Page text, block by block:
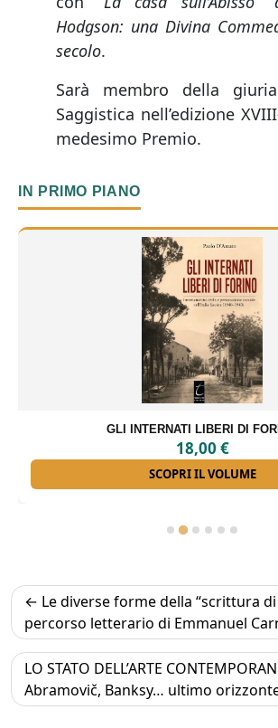
Hodgson: una Divina
secolo.
Sarà membro della
Saggistica nell’edizione
medesimo Premio.
IN PRIMO PIANO
GLI INTERNATI LIBERI DI
18,00 €
SCOPRI IL VOLUME
Navigazione
articoli
Le diverse forme della “scrittura di
percorso letterario di Emmanuel
LO STATO DELL’ARTE
Abramovič, Banksy… ultimo